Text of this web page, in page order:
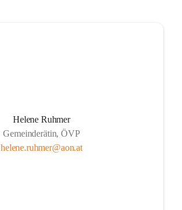
Helene Ruhmer
Gemeinderätin, ÖVP
helene.ruhmer@aon.at